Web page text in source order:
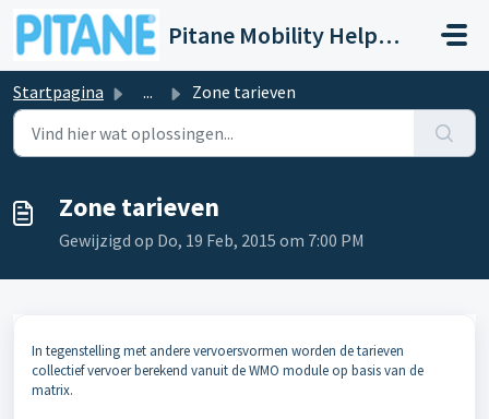
Doorgaan naar hoofdinhoud
Pitane Mobility Help- en Servicedesk
Startpagina ... Zone tarieven
Zone tarieven
Gewijzigd op Do, 19 Feb, 2015 om 7:00 PM
In tegenstelling met andere vervoersvormen worden de tarieven
collectief vervoer berekend vanuit de WMO module op basis van de
matrix.